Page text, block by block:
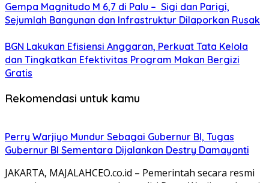
Gempa Magnitudo M 6,7 di Palu – Sigi dan Parigi,
Sejumlah Bangunan dan Infrastruktur Dilaporkan Rusak
BGN Lakukan Efisiensi Anggaran, Perkuat Tata Kelola
dan Tingkatkan Efektivitas Program Makan Bergizi
Gratis
Rekomendasi untuk kamu
Perry Warjiyo Mundur Sebagai Gubernur BI, Tugas
Gubernur BI Sementara Dijalankan Destry Damayanti
JAKARTA, MAJALAHCEO.co.id – Pemerintah secara resmi